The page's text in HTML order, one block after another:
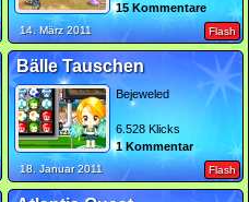
15 Kommentare
14. März 2011 Flash
Bälle Tauschen
Bejeweled
6.528 Klicks
1 Kommentar
18. Januar 2011 Flash